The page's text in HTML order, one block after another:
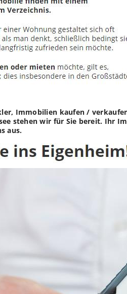
Immobilien kaufen /
stehen wir für Sie bereit.
aus.